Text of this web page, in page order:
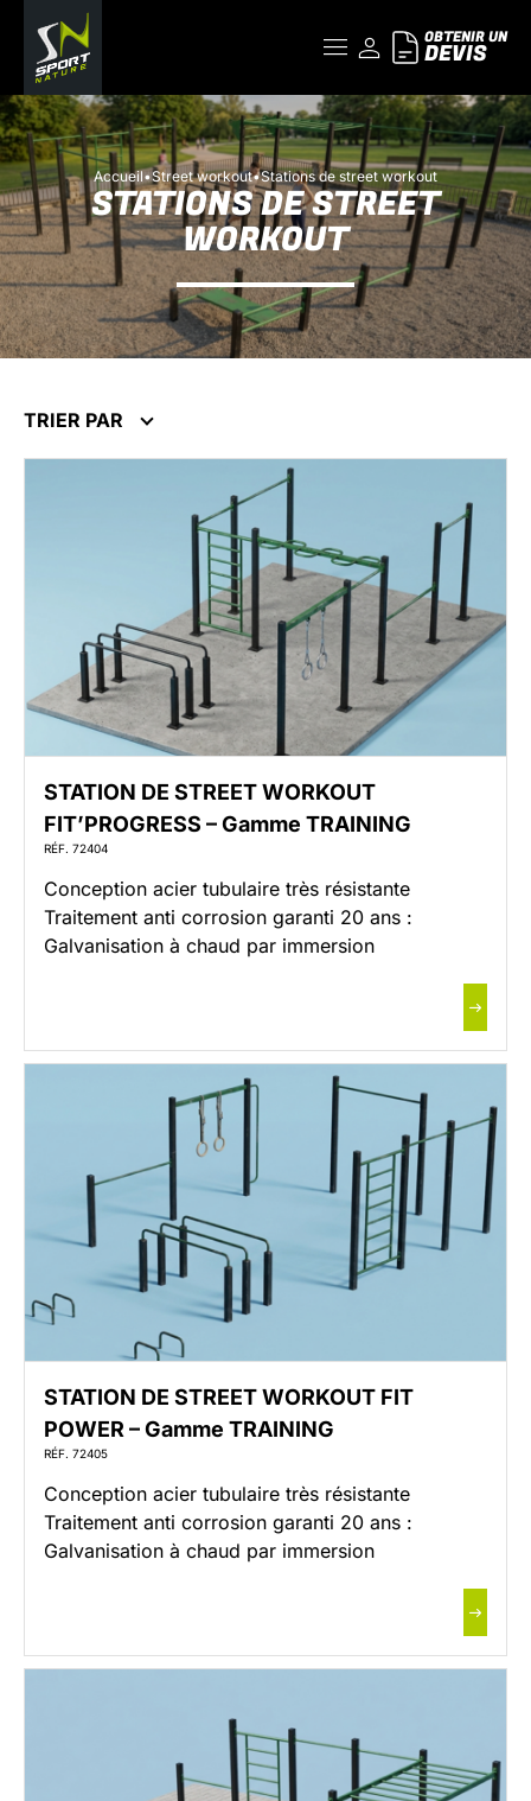
OBTENIR UN
DEVIS
Accueil•Street workout•Stations de street workout
STATIONS DE STREET
WORKOUT
TRIER PAR
STATION DE STREET WORKOUT
FIT’PROGRESS – Gamme TRAINING
RÉF. 72404
Conception acier tubulaire très résistante
Traitement anti corrosion garanti 20 ans :
Galvanisation à chaud par immersion
STATION DE STREET WORKOUT FIT
POWER – Gamme TRAINING
RÉF. 72405
Conception acier tubulaire très résistante
Traitement anti corrosion garanti 20 ans :
Galvanisation à chaud par immersion